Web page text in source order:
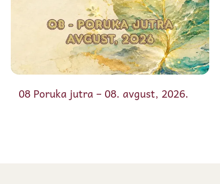
08 Poruka jutra – 08. avgust, 2026.